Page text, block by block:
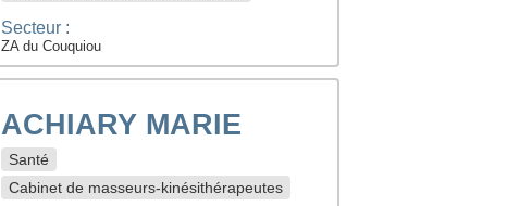
Secteur :
ZA du Couquiou
ACHIARY MARIE
Santé
Cabinet de masseurs-kinésithérapeutes